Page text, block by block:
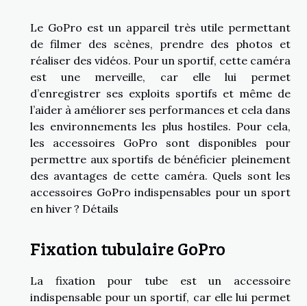
Le GoPro est un appareil très utile permettant
de filmer des scènes, prendre des photos et
réaliser des vidéos. Pour un sportif, cette caméra
est une merveille, car elle lui permet
d’enregistrer ses exploits sportifs et même de
l’aider à améliorer ses performances et cela dans
les environnements les plus hostiles. Pour cela,
les accessoires GoPro sont disponibles pour
permettre aux sportifs de bénéficier pleinement
des avantages de cette caméra. Quels sont les
accessoires GoPro indispensables pour un sport
en hiver ? Détails
Fixation tubulaire GoPro
La fixation pour tube est un accessoire
indispensable pour un sportif, car elle lui permet